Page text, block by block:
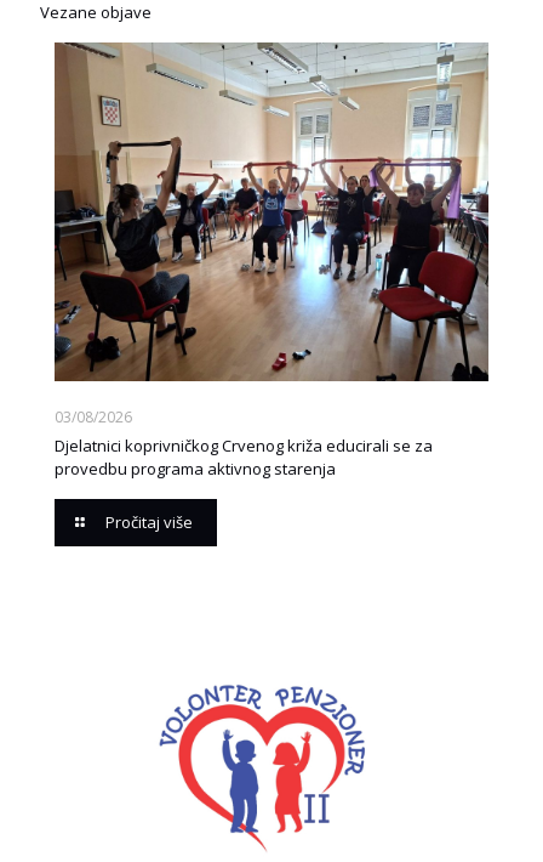
Vezane objave
03/08/2026
Djelatnici koprivničkog Crvenog križa educirali se za
provedbu programa aktivnog starenja
Pročitaj više